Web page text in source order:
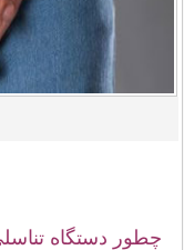
چطور دستگاه